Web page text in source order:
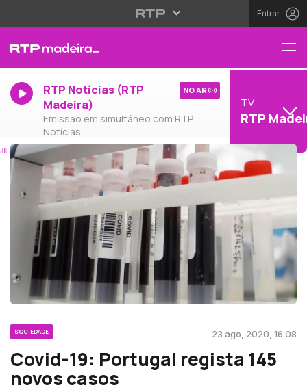
Entrar
RTP Notícias (RTP
Madeira)
Emissão em simultâneo com RTP
Notícias
NO AR
TV
RTP
SOCIEDADE 23 ago, 2020, 16:08
Covid-19: Portugal regista 145
novos casos